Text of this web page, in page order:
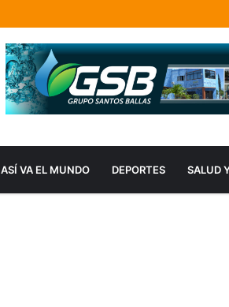
ASÍ VA EL MUNDO DEPORTES SALUD